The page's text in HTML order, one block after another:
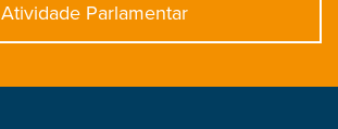
Atividade Parlamentar